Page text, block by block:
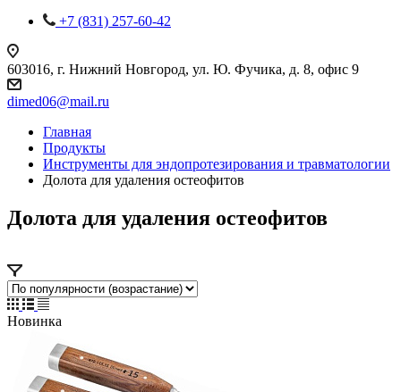
+7 (831) 257-60-42
603016, г. Нижний Новгород, ул. Ю. Фучика, д. 8, офис 9
dimed06@mail.ru
Главная
Продукты
Инструменты для эндопротезирования и травматологии
Долота для удаления остеофитов
Долота для удаления остеофитов
Новинка